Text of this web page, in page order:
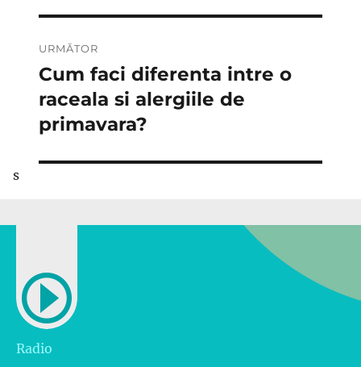
URMĂTOR
Articolul
următor:
Cum faci diferenta intre o
raceala si alergiile de
primavara?
s
Radio